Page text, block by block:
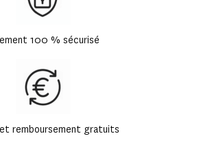
100 % sécurisé
remboursement gratuits